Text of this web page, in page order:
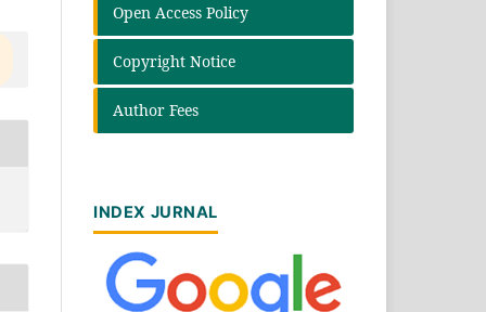
Open Access Policy
Copyright Notice
Author Fees
INDEX JURNAL